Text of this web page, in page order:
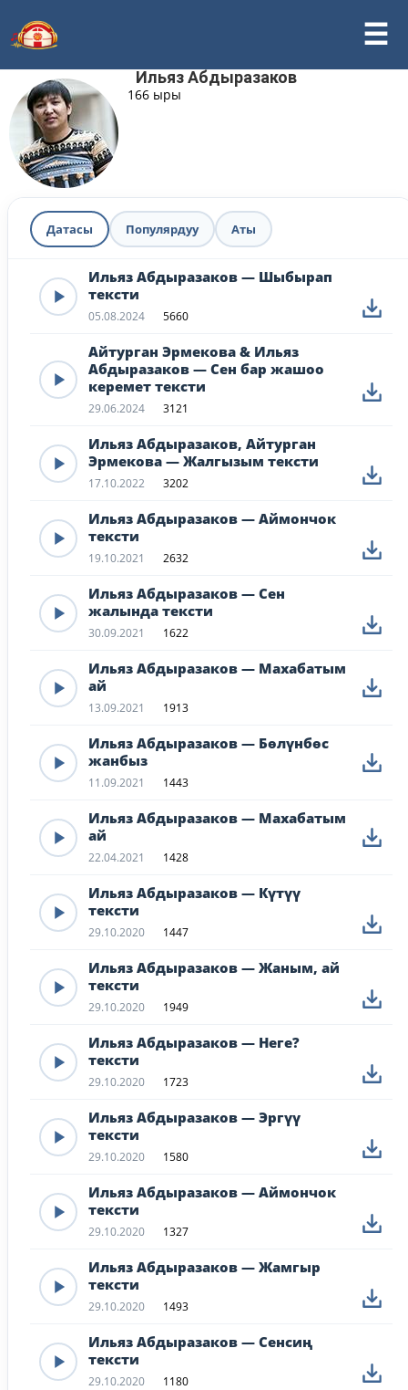
Ильяз Абдыразаков
166 ыры
Датасы Популярдуу Аты
Ильяз Абдыразаков — Шыбырап
тексти
05.08.2024 5660
Айтурган Эрмекова & Ильяз
Абдыразаков — Сен бар жашоо
керемет тексти
29.06.2024 3121
Ильяз Абдыразаков, Айтурган
Эрмекова — Жалгызым тексти
17.10.2022 3202
Ильяз Абдыразаков — Аймончок
тексти
19.10.2021 2632
Ильяз Абдыразаков — Cен
жалында тексти
30.09.2021 1622
Ильяз Абдыразаков — Махабатым
ай
13.09.2021 1913
Ильяз Абдыразаков — Бөлүнбөс
жанбыз
11.09.2021 1443
Ильяз Абдыразаков — Махабатым
ай
22.04.2021 1428
Ильяз Абдыразаков — Күтүү
тексти
29.10.2020 1447
Ильяз Абдыразаков — Жаным, ай
тексти
29.10.2020 1949
Ильяз Абдыразаков — Неге?
тексти
29.10.2020 1723
Ильяз Абдыразаков — Эргүү
тексти
29.10.2020 1580
Ильяз Абдыразаков — Аймончок
тексти
29.10.2020 1327
Ильяз Абдыразаков — Жамгыр
тексти
29.10.2020 1493
Ильяз Абдыразаков — Сенсиң
тексти
29.10.2020 1180